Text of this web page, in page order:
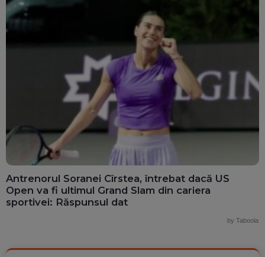
Antrenorul Soranei Cîrstea, întrebat dacă US
Open va fi ultimul Grand Slam din cariera
sportivei: Răspunsul dat
by Taboola